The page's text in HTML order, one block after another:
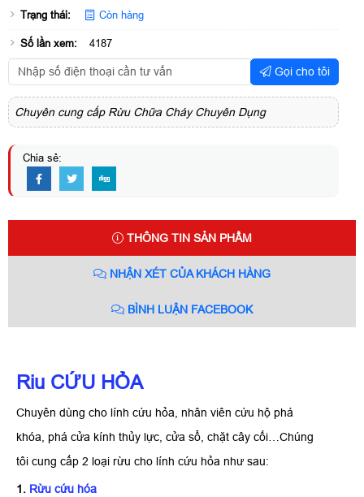
Trạng thái: Còn hàng
Số lần xem: 4187
Gọi cho tôi
Chuyên cung cấp Rừu Chữa Cháy Chuyên Dụng
Chia sẻ:
THÔNG TIN SẢN PHẨM
NHẬN XÉT CỦA KHÁCH HÀNG
BÌNH LUẬN FACEBOOK
Riu CỨU HỎA
Chuyên dùng cho lính cứu hỏa, nhân viên cứu hộ phá
khóa, phá cửa kính thủy lực, cửa sổ, chặt cây cối…Chúng
tôi cung cấp 2 loại rừu cho lính cứu hỏa như sau:
1. Rừu cứu hóa